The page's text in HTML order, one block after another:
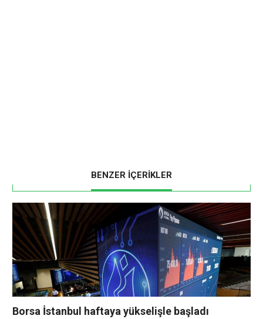
BENZER İÇERİKLER
Borsa İstanbul haftaya yükselişle başladı